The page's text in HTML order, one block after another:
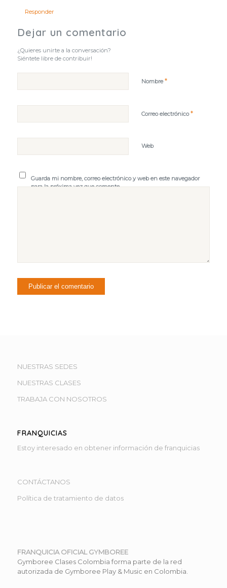
Responder
Dejar un comentario
¿Quieres unirte a la conversación?
Siéntete libre de contribuir!
Nombre*
Correo electrónico*
Web
Guarda mi nombre, correo electrónico y web en este navegador
para la próxima vez que comente.
NUESTRAS SEDES
NUESTRAS CLASES
TRABAJA CON NOSOTROS
FRANQUICIAS
Estoy interesado en obtener información de franquicias
CONTÁCTANOS
Política de tratamiento de datos
FRANQUICIA OFICIAL GYMBOREE
Gymboree Clases Colombia forma parte de la red
autorizada de Gymboree Play & Music en Colombia.